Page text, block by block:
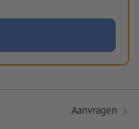
Aanvragen